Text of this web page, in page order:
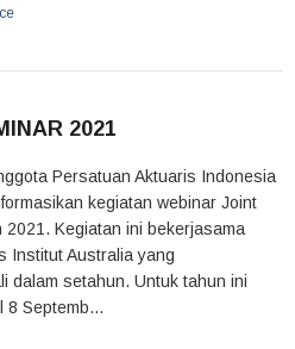
2021
Persatuan Aktuaris Indonesia
kegiatan webinar Joint
Kegiatan ini bekerjasama
Institut Australia yang
dalam setahun. Untuk tahun ini
8 Septemb...